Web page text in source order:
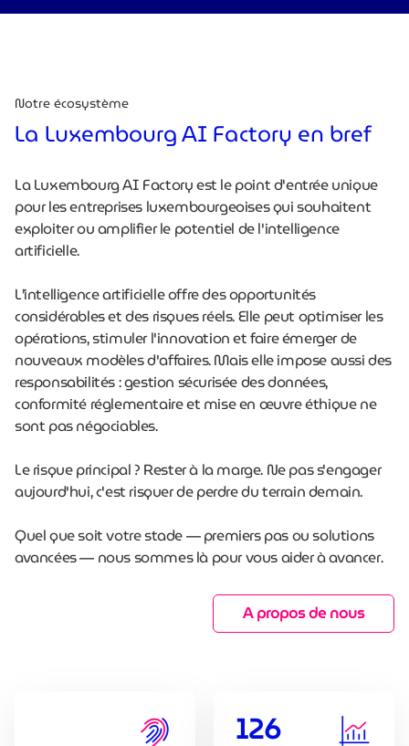
Notre écosystème
La Luxembourg AI Factory en bref
La Luxembourg AI Factory est le point d'entrée unique
pour les entreprises luxembourgeoises qui souhaitent
exploiter ou amplifier le potentiel de l'intelligence
artificielle.
L’intelligence artificielle offre des opportunités
considérables et des risques réels. Elle peut optimiser les
opérations, stimuler l'innovation et faire émerger de
nouveaux modèles d'affaires. Mais elle impose aussi des
responsabilités : gestion sécurisée des données,
conformité réglementaire et mise en œuvre éthique ne
sont pas négociables.
Le risque principal ? Rester à la marge. Ne pas s'engager
aujourd'hui, c'est risquer de perdre du terrain demain.
Quel que soit votre stade — premiers pas ou solutions
avancées — nous sommes là pour vous aider à avancer.
A propos de nous
126